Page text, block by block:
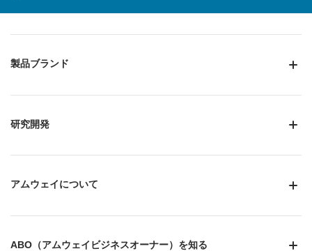
製品ブランド
研究開発
アムウェイについて
ABO（アムウェイビジネスオーナー）を知る